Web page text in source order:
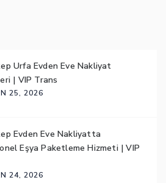
Urfa Evden Eve Nakliyat
| VIP Trans
25, 2026
Evden Eve Nakliyatta
Eşya Paketleme Hizmeti | VIP
24, 2026